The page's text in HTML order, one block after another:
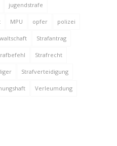
jugendstrafe
MPU opfer polizei
Strafantrag
Strafrecht
Strafverteidigung
Verleumdung